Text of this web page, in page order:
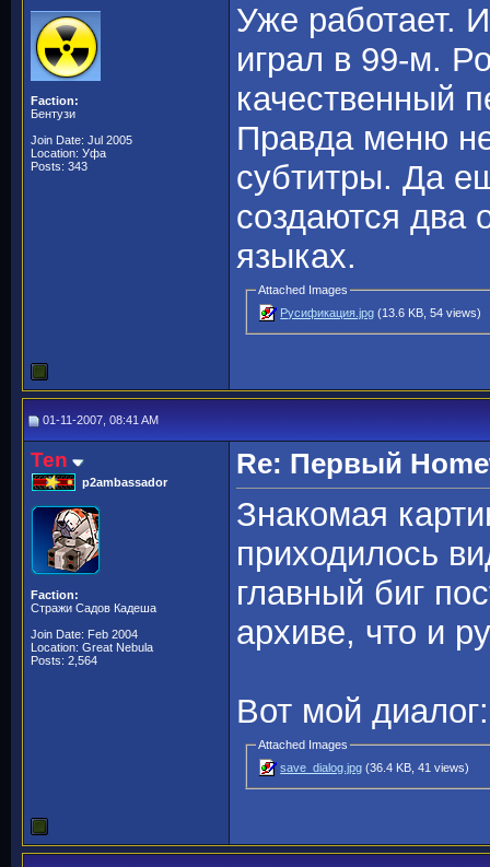
Faction:
Бентузи
Join Date: Jul 2005
Location: Уфа
Posts: 343
Уже работает.
играл в 99-м.
качественный
Правда меню
субтитры. Да
создаются два
языках.
Attached Images
Русификация.jpg (13.6 KB, 54 views)
01-11-2007, 08:41 AM
Ten
p2ambassador
Faction:
Стражи Садов Кадеша
Join Date: Feb 2004
Location: Great Nebula
Posts: 2,564
Re: Первый
Знакомая
приходилось
главный биг
архиве, что и
Вот мой диалог:
Attached Images
save_dialog.jpg (36.4 KB, 41 views)